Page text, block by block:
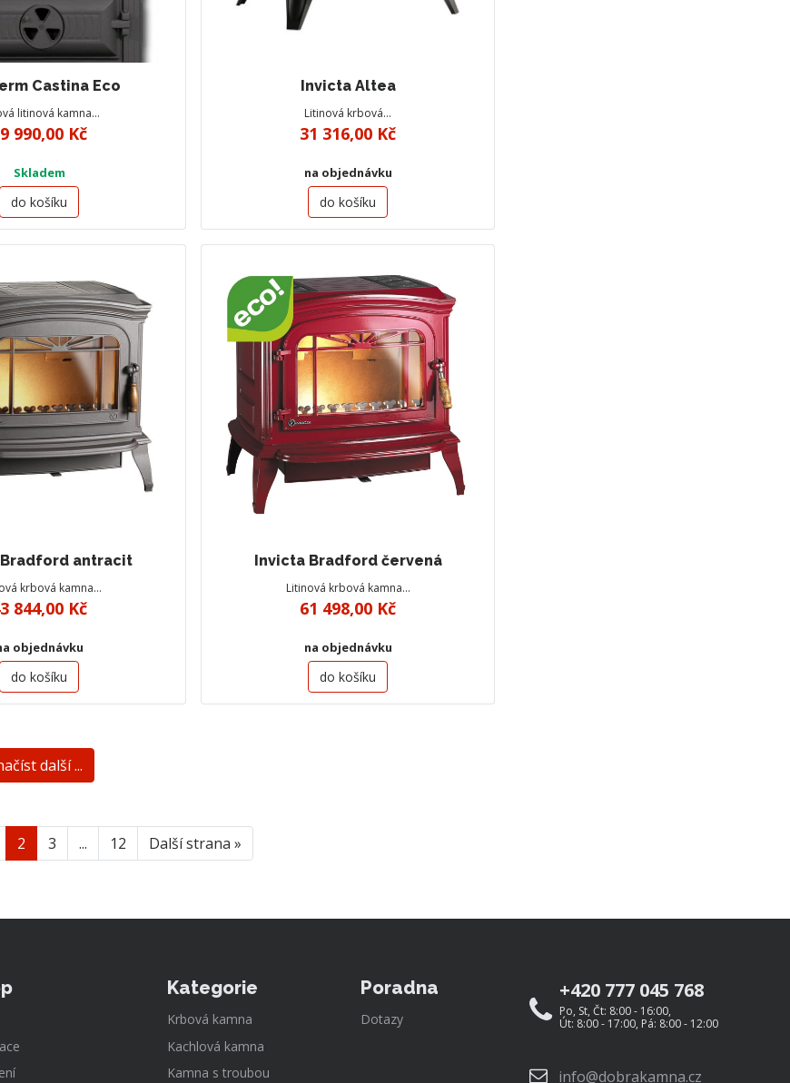
Castina Eco
litinová kamna…
990,00 Kč
Skladem
do košíku
Invicta Altea
Litinová krbová…
31 316,00 Kč
na objednávku
do košíku
antracit
krbová kamna…
844,00 Kč
objednávku
do košíku
Invicta Bradford červená
Litinová krbová kamna…
61 498,00 Kč
na objednávku
do košíku
další ...
2 3 ... 12 Další strana »
Kategorie
Krbová kamna
Kachlová kamna
Kamna s troubou
Poradna
Dotazy
+420 777 045 768
Po, St, Čt: 8:00 - 16:00,
Út: 8:00 - 17:00, Pá: 8:00 - 12:00
info@dobrakamna.cz